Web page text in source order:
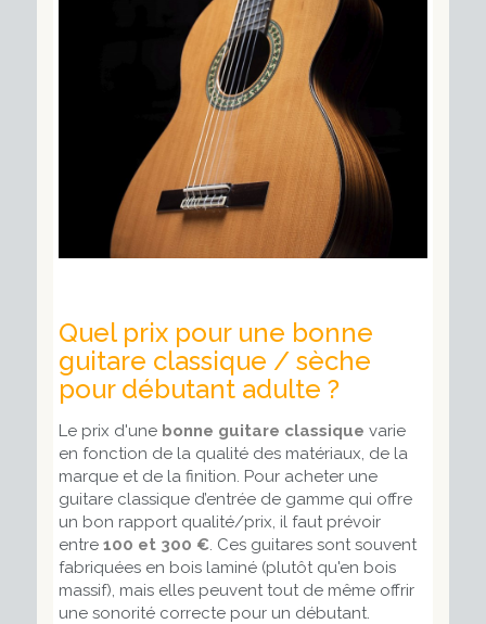
Quel prix pour une bonne
guitare classique / sèche
pour débutant adulte ?
Le prix d'une bonne guitare classique varie
en fonction de la qualité des matériaux, de la
marque et de la finition. Pour acheter une
guitare classique d’entrée de gamme qui offre
un bon rapport qualité/prix, il faut prévoir
entre 100 et 300 € . Ces guitares sont souvent
fabriquées en bois laminé (plutôt qu'en bois
massif), mais elles peuvent tout de même offrir
une sonorité correcte pour un débutant.